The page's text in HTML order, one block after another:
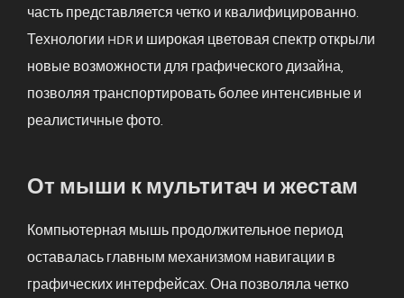
часть представляется четко и квалифицированно.
Технологии HDR и широкая цветовая спектр открыли
новые возможности для графического дизайна,
позволяя транспортировать более интенсивные и
реалистичные фото.
От мыши к мультитач и жестам
Компьютерная мышь продолжительное период
оставалась главным механизмом навигации в
графических интерфейсах. Она позволяла четко